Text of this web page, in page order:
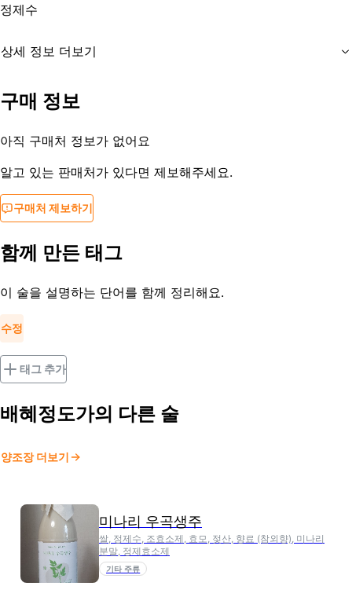
정제수
상세 정보 더보기
등록일
구매 정보
아직 구매처 정보가 없어요
알고 있는 판매처가 있다면 제보해주세요.
구매처 제보하기
함께 만든 태그
이 술을 설명하는 단어를 함께 정리해요.
수정
태그 추가
배혜정도가의 다른 술
양조장 더보기
미나리 우곡생주
쌀, 정제수, 조효소제, 효모, 젖산, 향료 (참외향), 미나리
분말, 정제효소제
기타 주류